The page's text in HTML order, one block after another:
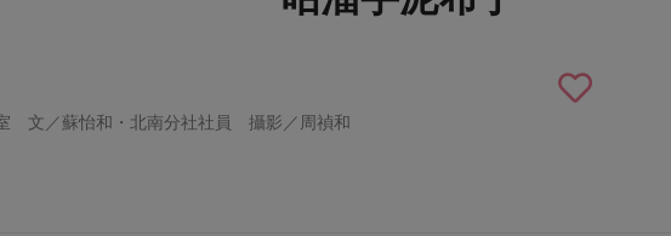
文／蘇怡和・北南分社社員 攝影／周禎和